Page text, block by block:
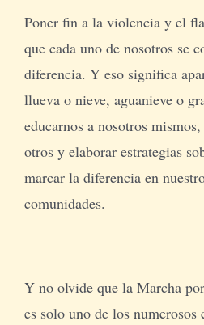
Poner fin a la violencia y el
que cada uno de nosotros se
diferencia. Y eso significa
llueva o nieve, aguanieve o
educarnos a nosotros
otros y elaborar estrategias
marcar la diferencia en
comunidades.
Y no olvide que la Marcha
es solo uno de los numerosos